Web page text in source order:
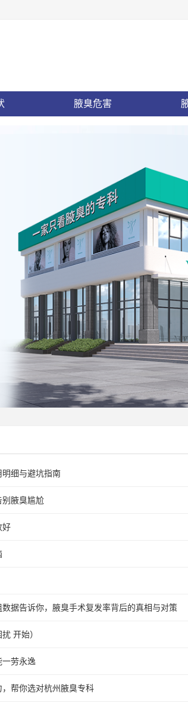
腋臭危害
细与避坑指南
别腋臭尴尬
好
据告诉你，腋臭手术复发率背后的真相与对策
开始）
一劳永逸
帮你选对杭州腋臭专科